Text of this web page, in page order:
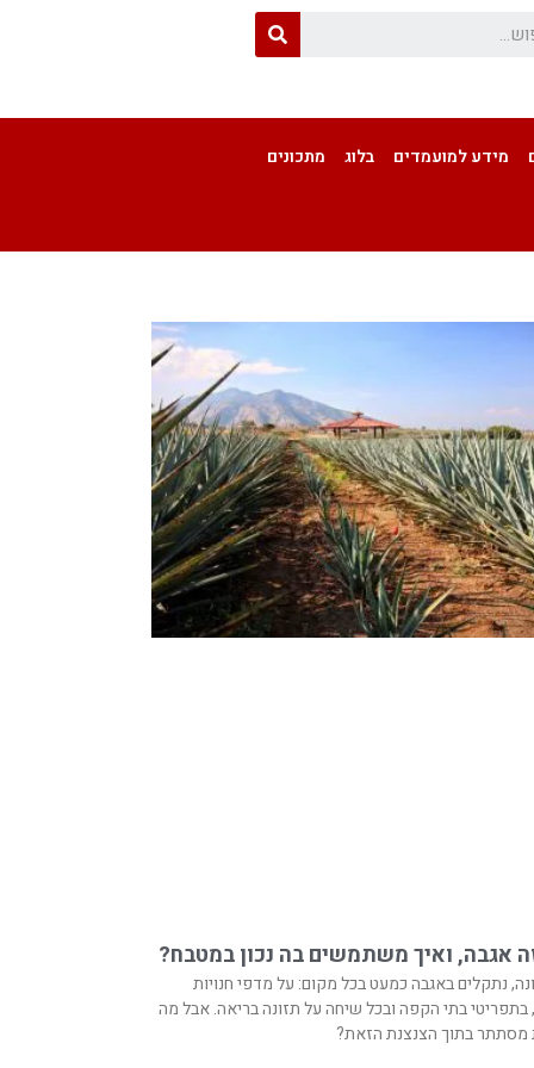
מידע למועמדים בלוג מתכונים
אגבה, ואיך משתמשים בה נכון במטבח?
נתקלים באגבה כמעט בכל מקום: על מדפי חנויות
בתי הקפה ובכל שיחה על תזונה בריאה. אבל מה
בתוך הצנצנת הזאת?